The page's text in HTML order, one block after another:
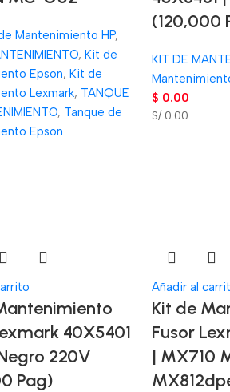
Mantenimiento HP,
, Kit de
Epson, Kit de
Lexmark, TANQUE
, Tanque de
Epson
(120,000
KIT DE
$ 0.00
S/ 0.00
40X5401
220V
Pag)
Añadir al
Kit de
Fusor
| MX710